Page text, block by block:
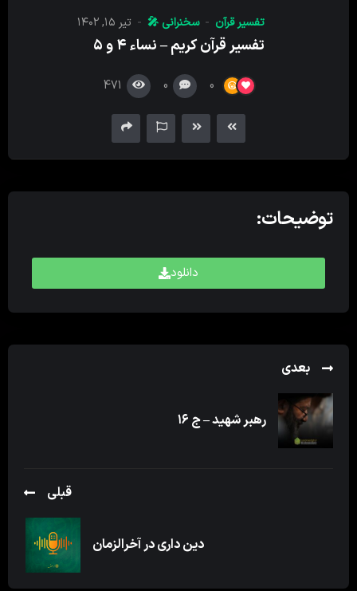
تفسیر قرآن سخنرانی 🎤 تیر ۱۵, ۱۴۰۲
تفسیر قرآن کریم – نساء ۴ و ۵
0
0
471
توضیحات:
دانلود
بعدی
رهبر شهید – ج ۱۶
قبلی
دین داری در آخرالزمان